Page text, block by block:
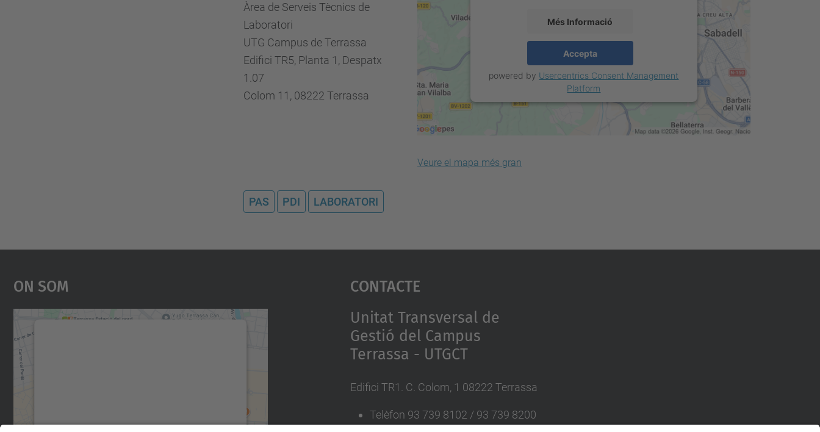
Àrea de Serveis Tècnics de
Laboratori
UTG Campus de Terrassa
Edifici TR5, Planta 1, Despatx
1.07
Colom 11, 08222 Terrassa
Més Informació
Accepta
powered by Usercentrics Consent Management
Platform
Veure el mapa més gran
PAS PDI LABORATORI
On Som Contacte
Unitat Transversal de
Gestió del Campus
Terrassa - UTGCT
Edifici TR1. C. Colom, 1 08222 Terrassa
Telèfon 93 739 8102 / 93 739 8200